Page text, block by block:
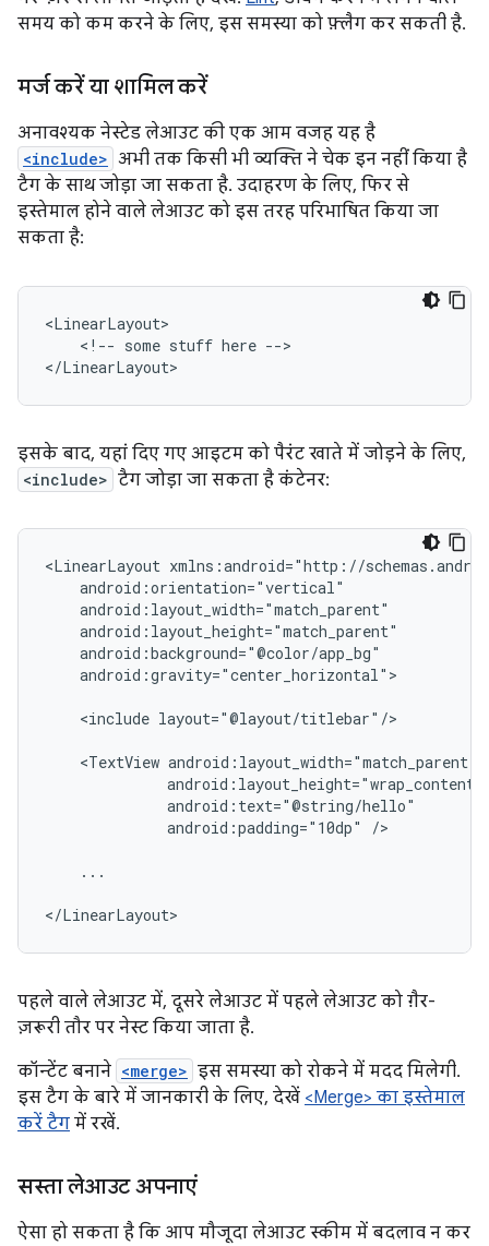
समय को कम करने के लिए, इस समस्या को फ़्लैग कर सकती है.
मर्ज करें या शामिल करें
अनावश्यक नेस्टेड लेआउट की एक आम वजह यह है
<include> अभी तक किसी भी व्यक्ति ने चेक इन नहीं किया है
टैग के साथ जोड़ा जा सकता है. उदाहरण के लिए, फिर से
इस्तेमाल होने वाले लेआउट को इस तरह परिभाषित किया जा
सकता है:
<!-- some stuff here -->
</LinearLayout>
इसके बाद, यहां दिए गए आइटम को पैरंट खाते में जोड़ने के लिए,
<include> टैग जोड़ा जा सकता है कंटेनर:
<LinearLayout
android:gravity="center_horizontal">
<include layout="@layout/titlebar"/>
<TextView
android:padding="10dp"
/>
...
</LinearLayout>
पहले वाले लेआउट में, दूसरे लेआउट में पहले लेआउट को ग़ैर-
ज़रूरी तौर पर नेस्ट किया जाता है.
कॉन्टेंट बनाने <merge> इस समस्या को रोकने में मदद मिलेगी.
इस टैग के बारे में जानकारी के लिए, देखें <Merge> का इस्तेमाल
करें टैग में रखें.
सस्ता लेआउट अपनाएं
ऐसा हो सकता है कि आप मौजूदा लेआउट स्कीम में बदलाव न कर